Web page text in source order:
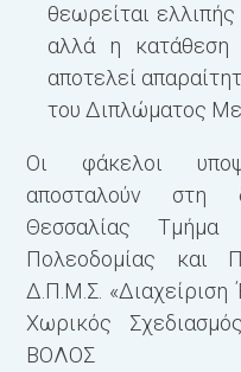
θεωρείται
αλλά η κατάθεση
αποτελεί
του Διπλώματος
Οι φάκελοι
αποσταλούν στη
Θεσσαλίας Τμήμα
Πολεοδομίας και
Δ.Π.Μ.Σ. «Διαχείριση
Χωρικός
ΒΟΛΟΣ